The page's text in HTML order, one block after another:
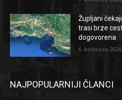
Župljani
trasi brze
dogovorena
6. kolovoza 2026.
NAJPOPULARNIJI ČLANCI